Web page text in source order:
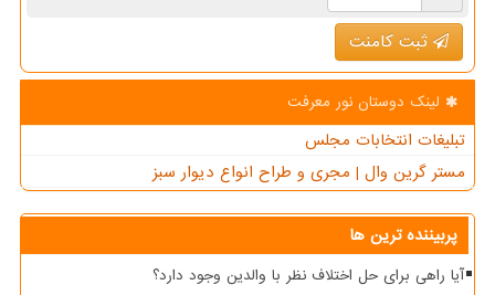
ثبت کامنت
لینک دوستان نور معرفت
تبلیغات انتخابات مجلس
مستر گرین وال | مجری و طراح انواع دیوار سبز
پربیننده ترین ها
آیا راهی برای حل اختلاف نظر با والدین وجود دارد؟